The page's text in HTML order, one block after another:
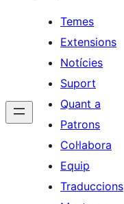
Temes
Extensions
Notícies
Suport
Quant a
Patrons
Col·labora
Equip
Traduccions